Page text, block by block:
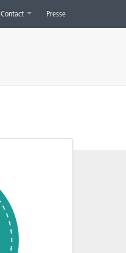
Contact Presse